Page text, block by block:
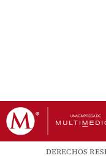
DERECHOS